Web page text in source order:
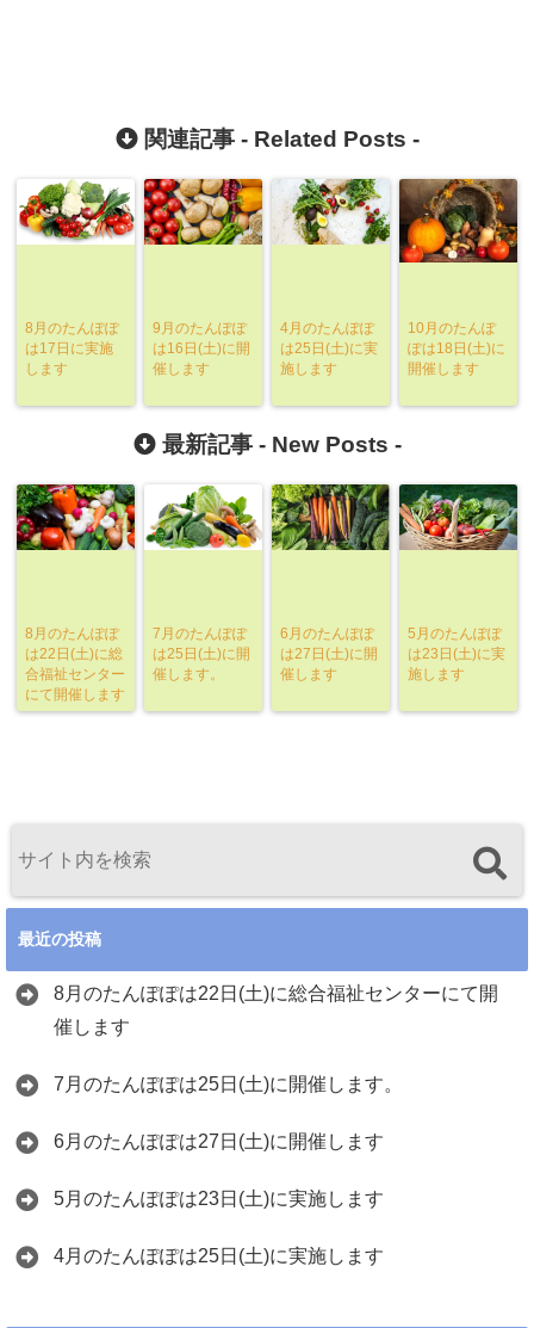
関連記事 - Related Posts -
8月のたんぽぽ
は17日に実施
します
9月のたんぽぽ
は16日(土)に開
催します
4月のたんぽぽ
は25日(土)に実
施します
10月のたんぽ
ぽは18日(土)に
開催します
最新記事 - New Posts -
8月のたんぽぽ
は22日(土)に総
合福祉センター
にて開催します
7月のたんぽぽ
は25日(土)に開
催します。
6月のたんぽぽ
は27日(土)に開
催します
5月のたんぽぽ
は23日(土)に実
施します
最近の投稿
8月のたんぽぽは22日(土)に総合福祉センターにて開
催します
7月のたんぽぽは25日(土)に開催します。
6月のたんぽぽは27日(土)に開催します
5月のたんぽぽは23日(土)に実施します
4月のたんぽぽは25日(土)に実施します